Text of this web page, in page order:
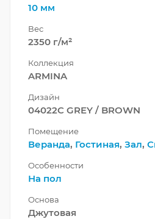
10 мм
Вес
2350 г/м²
Коллекция
ARMINA
Дизайн
04022C GREY / BROWN
Помещение
Веранда, Гостиная, Зал,
Особенности
На пол
Основа
Джутовая